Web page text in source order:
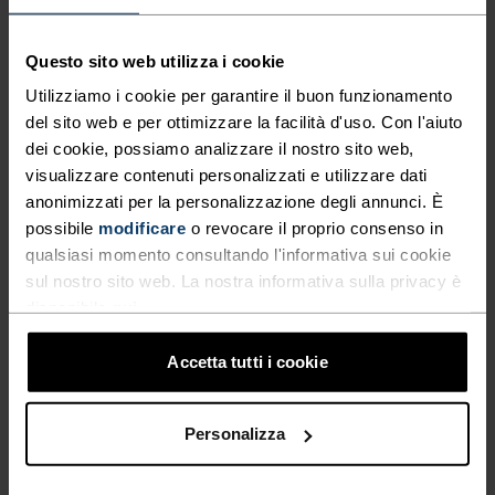
Questo sito web utilizza i cookie
Utilizziamo i cookie per garantire il buon funzionamento
del sito web e per ottimizzare la facilità d'uso. Con l'aiuto
dei cookie, possiamo analizzare il nostro sito web,
visualizzare contenuti personalizzati e utilizzare dati
anonimizzati per la personalizzazione degli annunci. È
possibile modificare o revocare il proprio consenso in
qualsiasi momento consultando l'informativa sui cookie
sul nostro sito web. La nostra informativa sulla privacy è
Accetta tutti i cookie
Personalizza
CORRERE.
Realizzata quasi interamente in tessuti riciclati:
la gonna da trail running X-Alp di Odlo è leggera e
antisudore, progettata per le lunghe distanze e il
trail. Include fodera interna, tessuti elasticizzati,
due tasche posteriori, una tasca interna per
smartphone e dettagli riflettenti per renderti più
visibile. Pensata per percorrere lunghe distanze e
altro ancora. Disponibile in due colorazioni. Fatta
per andare lontano. Un classico per la corsa
rivisitato.